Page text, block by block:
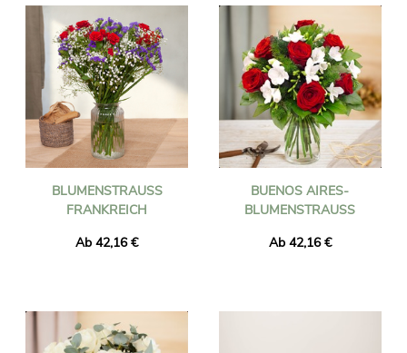
BLUMENSTRAUSS F
RANKREICH
Ab 42,16 €
BUENOS AIRES-
BLUMENSTRAUSS
Ab 42,16 €